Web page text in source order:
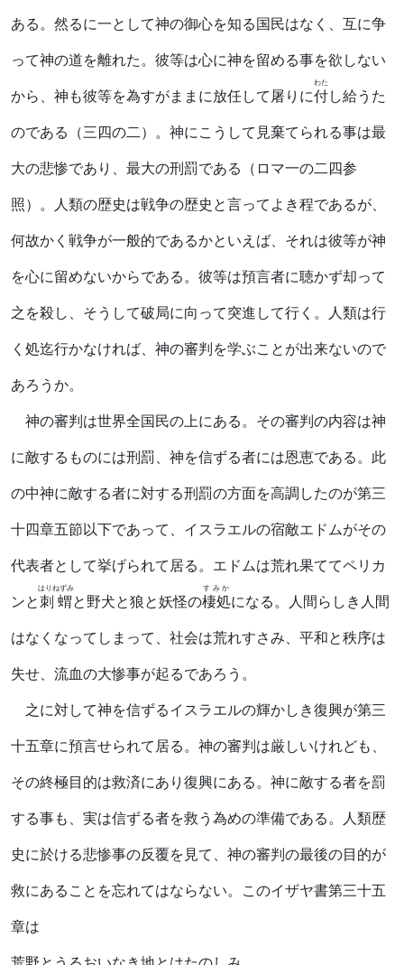
ある。然るに一として神の御心を知る国民はなく、互に争
って神の道を離れた。彼等は心に神を留める事を欲しない
から、神も彼等を為すがままに放任して屠りに付
わた
し給うた
のである（三四の二）。神にこうして見棄てられる事は最
大の悲惨であり、最大の刑罰である（ロマ一の二四参
照）。人類の歴史は戦争の歴史と言ってよき程であるが、
何故かく戦争が一般的であるかといえば、それは彼等が神
を心に留めないからである。彼等は預言者に聴かず却って
之を殺し、そうして破局に向って突進して行く。人類は行
く処迄行かなければ、神の審判を学ぶことが出来ないので
あろうか。
神の審判は世界全国民の上にある。その審判の内容は神
に敵するものには刑罰、神を信ずる者には恩恵である。此
の中神に敵する者に対する刑罰の方面を高調したのが第三
十四章五節以下であって、イスラエルの宿敵エドムがその
代表者として挙げられて居る。エドムは荒れ果ててペリカ
ンと刺蝟
はりねずみ
と野犬と狼と妖怪の棲処
すみか
になる。人間らしき人間
はなくなってしまって、社会は荒れすさみ、平和と秩序は
失せ、流血の大惨事が起るであろう。
之に対して神を信ずるイスラエルの輝かしき復興が第三
十五章に預言せられて居る。神の審判は厳しいけれども、
その終極目的は救済にあり復興にある。神に敵する者を罰
する事も、実は信ずる者を救う為めの準備である。人類歴
史に於ける悲惨事の反覆を見て、神の審判の最後の目的が
救にあることを忘れてはならない。このイザヤ書第三十五
章は